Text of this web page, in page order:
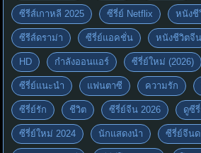
ซีรีส์เกาหลี 2025 ซีรี่ย์ Netflix หนังชี
ซีรีส์ดราม่า ซีรี่ย์แอคชั่น หนังชีวิตจีน
HD กำลังออนแอร์ ซีรี่ย์ใหม่ (2026)
ซีรี่ย์แนะนำ แฟนตาซี ความรัก
ซีรี่ย์รัก ชีวิต ซีรี่ย์จีน 2026 ดูซี
ซีรี่ย์ใหม่ 2024 นักแสดงนำ ซีรี่ย์จีนด